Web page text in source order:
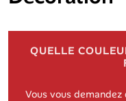
QUELLE
Vous vous